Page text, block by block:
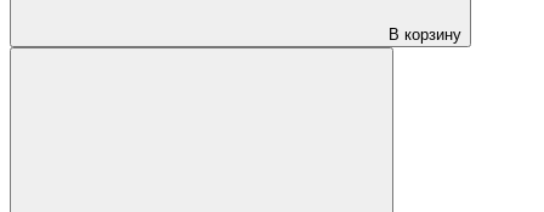
В корзину